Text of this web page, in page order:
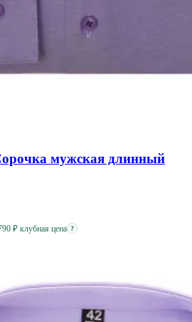
мужская длинный
₽ клубная цена ?